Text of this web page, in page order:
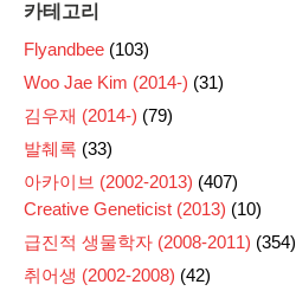
카테고리
Flyandbee (103)
Woo Jae Kim (2014-) (31)
김우재 (2014-) (79)
발췌록 (33)
아카이브 (2002-2013) (407)
Creative Geneticist (2013) (10)
급진적 생물학자 (2008-2011) (354)
취어생 (2002-2008) (42)